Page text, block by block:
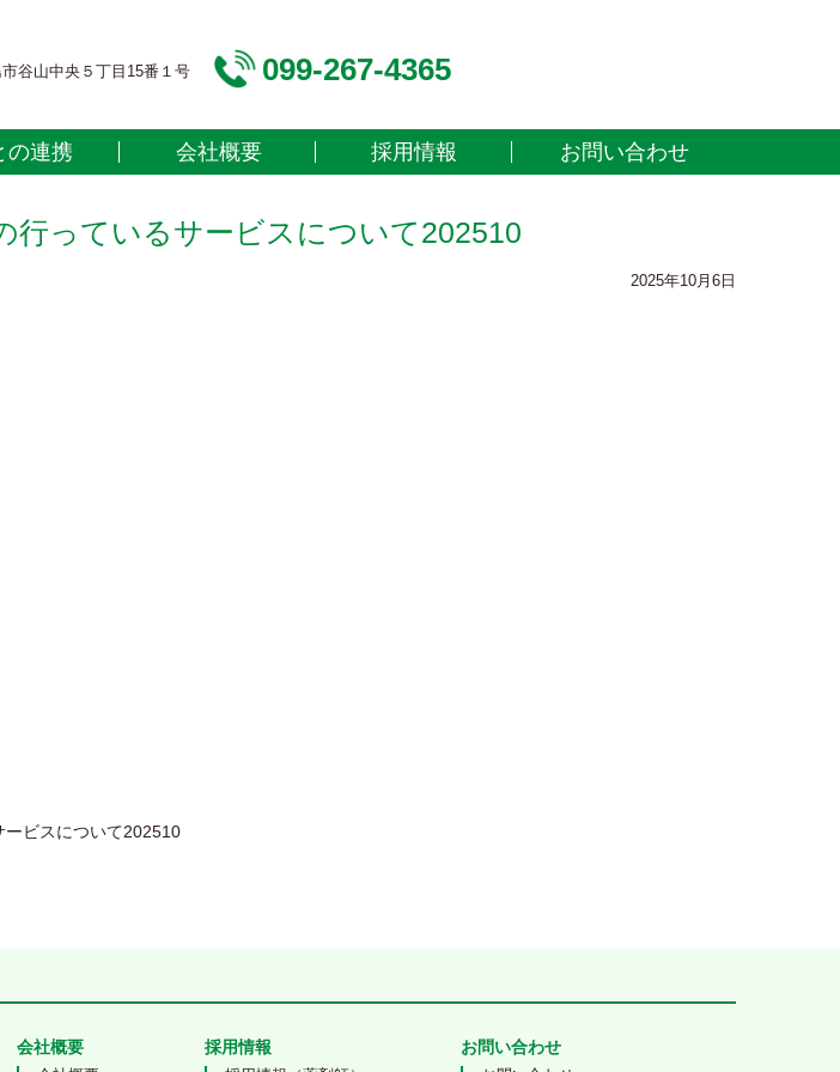
谷山中央５丁目15番１号 099-267-4365
の連携 会社概要 採用情報 お問い合わせ
行っているサービスについて202510
2025年10月6日
ビスについて202510
会社概要 採用情報 お問い合わせ